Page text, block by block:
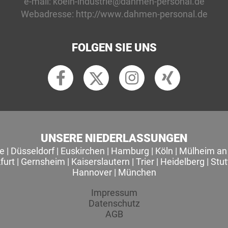
Webadresse: http://www.dahmen-personal.de
FOLGEN SIE UNS
UNSERE NIEDERLASSUNGEN
| Düsseldorf| Euskirchen | Hamburg | Köln | Mülheim
| Gernsheim | Kaiserslautern | Trier| Heidelberg |
Hannover| München
Impressum
Datenschutz
AGB